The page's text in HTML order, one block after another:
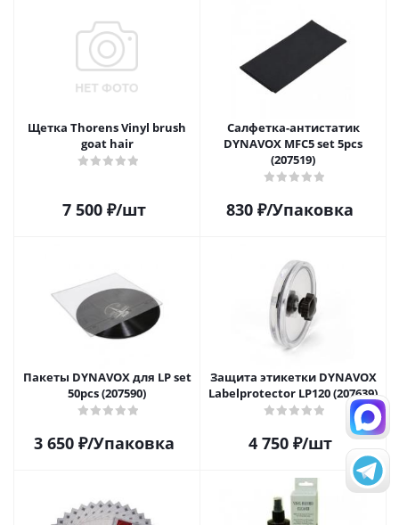
Щетка Thorens Vinyl brush
goat hair
7 500₽/шт
Салфетка-aнтистатик
DYNAVOX MFC5 set 5pcs
(207519)
830 ₽/Упаковка
Пакеты DYNAVOX для LP set
50pcs (207590)
3 650₽/Упаковка
Защита этикетки DYNAVOX
Labelprotector LP120 (207639)
4 750₽/шт